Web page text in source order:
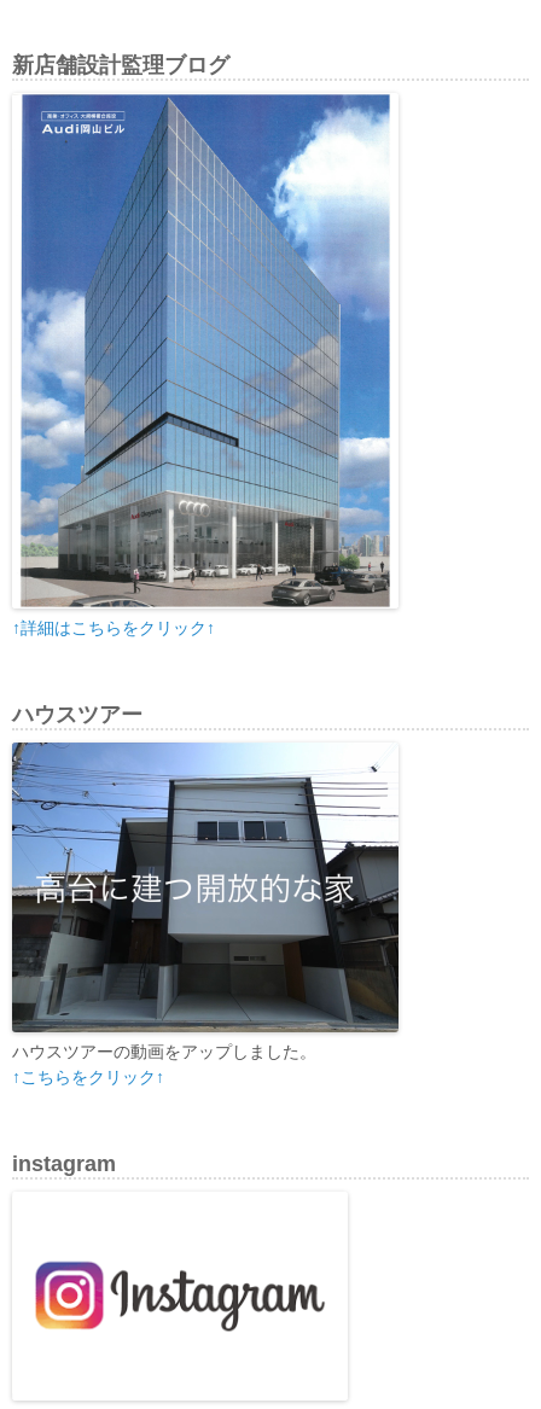
新店舗設計監理ブログ
↑詳細はこちらをクリック↑
ハウスツアー
ハウスツアーの動画をアップしました。
↑こちらをクリック↑
instagram